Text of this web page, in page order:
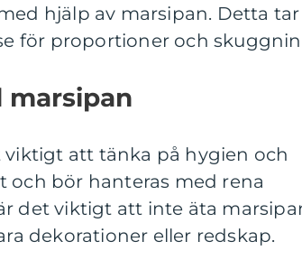
hjälp av marsipan. Detta tar
för proportioner och
marsipan
att tänka på hygien och
och bör hanteras med rena
det viktigt att inte äta
dekorationer eller redskap.